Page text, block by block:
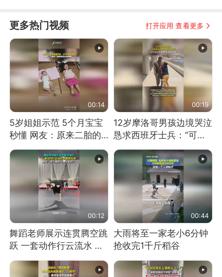
更多热门视频 打开应用 查看更多
00:14
5岁姐姐示范 5个月宝宝
秒懂 网友：原来二胎的
快乐长这样
00:19
12岁摩洛哥男孩边境哭泣
恳求西班牙士兵：“可不
可以不要把我遣返回国”
00:12
舞蹈老师展示连贯腾空跳
跃 一套动作行云流水 节
奏感拉满 网友：怎么做
到又舞又武的？
00:44
大雨将至一家老小6分钟
抢收完1千斤稻谷